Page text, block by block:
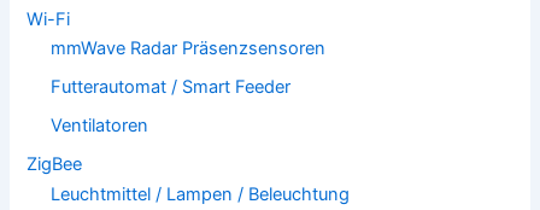
Wi-Fi
mmWave Radar Präsenzsensoren
Futterautomat / Smart Feeder
Ventilatoren
ZigBee
Leuchtmittel / Lampen / Beleuchtung